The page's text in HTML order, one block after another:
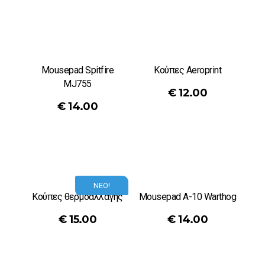
Mousepad Spitfire
MJ755
€ 14.00
Κούπες Aeroprint
€ 12.00
ΝΕΟ!
Κούπες θερμοαλλαγής
€ 15.00
Mousepad A-10 Warthog
€ 14.00